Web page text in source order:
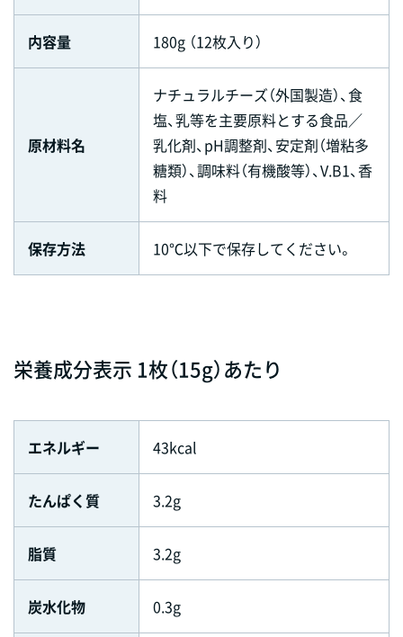
内容量 180g （12枚入り）
原材料名
ナチュラルチーズ（外国製造）、食
塩、乳等を主要原料とする食品／
乳化剤、pH調整剤、安定剤（増粘多
糖類）、調味料（有機酸等）、V.B1、香
料
保存方法 10℃以下で保存してください。
栄養成分表示 1枚（15g）あたり
エネルギー 43kcal
たんぱく質 3.2g
脂質 3.2g
炭水化物 0.3g